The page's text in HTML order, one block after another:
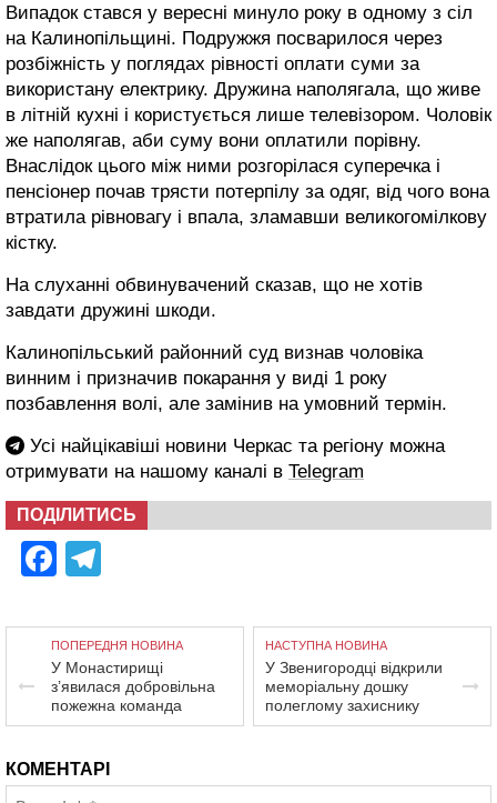
Випадок стався у вересні минуло року в одному з сіл
на Калинопільщині. Подружжя посварилося через
розбіжність у поглядах рівності оплати суми за
використану електрику. Дружина наполягала, що живе
в літній кухні і користується лише телевізором. Чоловік
же наполягав, аби суму вони оплатили порівну.
Внаслідок цього між ними розгорілася суперечка і
пенсіонер почав трясти потерпілу за одяг, від чого вона
втратила рівновагу і впала, зламавши великогомілкову
кістку.
На слуханні обвинувачений сказав, що не хотів
завдати дружині шкоди.
Калинопільський районний суд визнав чоловіка
винним і призначив покарання у виді 1 року
позбавлення волі, але замінив на умовний термін.
Усі найцікавіші новини Черкас та регіону можна
отримувати на нашому каналі в Telegram
ПОДІЛИТИСЬ
Facebook
ПОПЕРЕДНЯ НОВИНА
У Монастирищі
з’явилася добровільна
пожежна команда
НАСТУПНА НОВИНА
У Звенигородці відкрили
меморіальну дошку
полеглому захиснику
КОМЕНТАРІ